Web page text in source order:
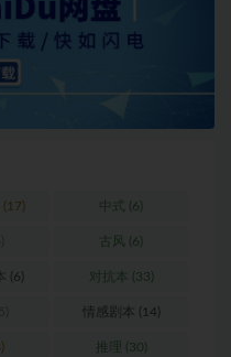
(17) 中式 (6)
古风 (6)
(6) 对抗本 (33)
情感剧本 (14)
推理 (30)